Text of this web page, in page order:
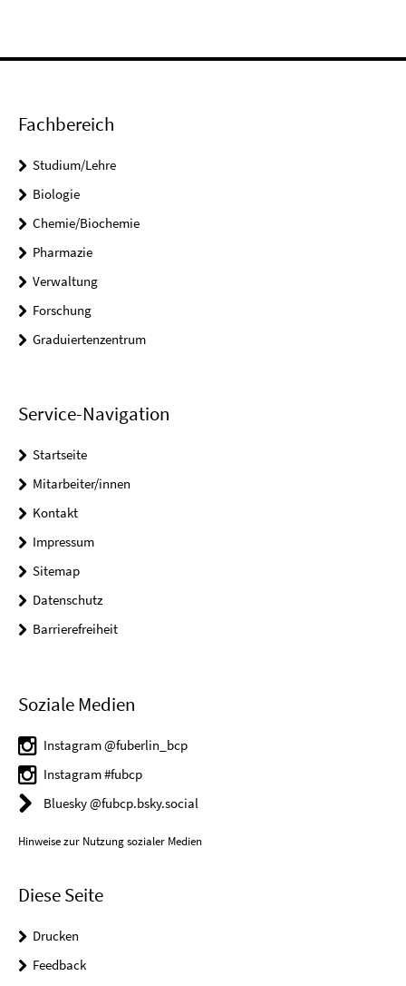
Fachbereich
Studium/Lehre
Biologie
Chemie/Biochemie
Pharmazie
Verwaltung
Forschung
Graduiertenzentrum
Service-Navigation
Startseite
Mitarbeiter/innen
Kontakt
Impressum
Sitemap
Datenschutz
Barrierefreiheit
Soziale Medien
Instagram @fuberlin_bcp
Instagram #fubcp
Bluesky @fubcp.bsky.social
Hinweise zur Nutzung sozialer Medien
Diese Seite
Drucken
Feedback